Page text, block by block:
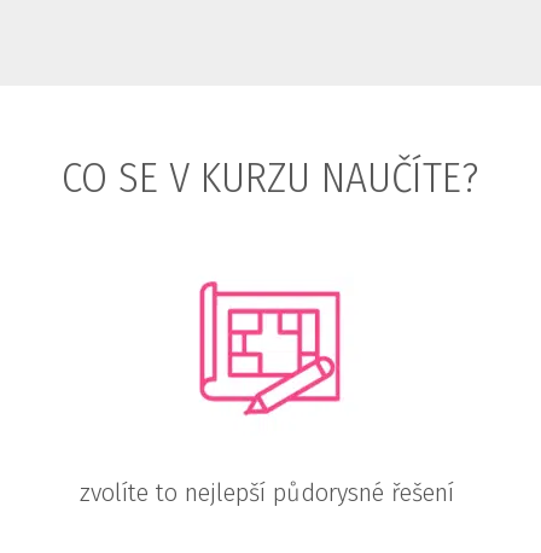
CO SE V KURZU NAUČÍTE?
zvolíte to nejlepší půdorysné řešení